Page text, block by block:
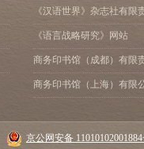
《汉语世界》杂志社有限
《语言战略研究》网站
商务印书馆（成都）有限
商务印书馆（上海）有限
京公网安备